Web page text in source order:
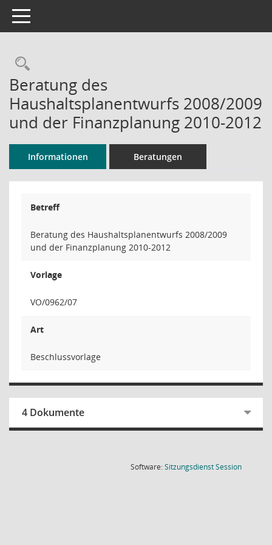
Toggle navigation
Rechercheauswahl
Beratung des
Haushaltsplanentwurfs 2008/2009
und der Finanzplanung 2010-2012
Informationen Beratungen
Betreff
Beratung des Haushaltsplanentwurfs 2008/2009
und der Finanzplanung 2010-2012
Vorlage
VO/0962/07
Art
Beschlussvorlage
4 Dokumente
Software:SitzungsdienstSession(Wird in